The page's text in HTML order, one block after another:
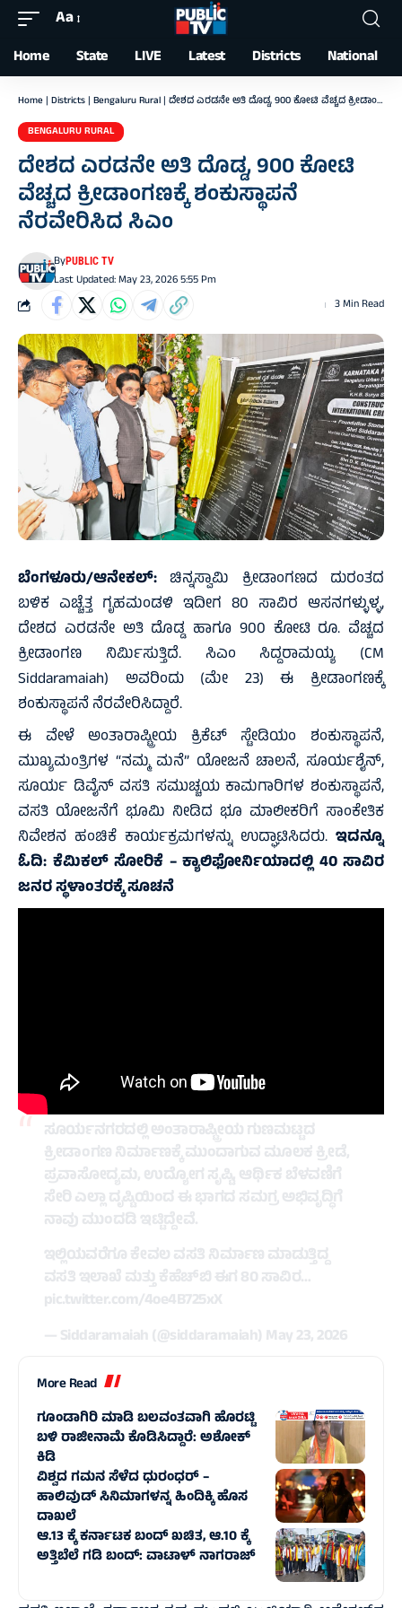
Font
Resizer
Aa
Home State LIVE Latest Districts National
Home | Districts | Bengaluru Rural | ದೇಶದ ಎರಡನೇ ಅತಿ ದೊಡ್ಡ, 900 ಕೋಟಿ ವೆಚ್ಚದ ಕ್ರೀಡಾಂಗಣಕ್ಕೆ ಶಂಕುಸ್ಥಾಪನೆ ನೆರವೇರಿಸಿದ ಸಿಎಂ
BENGALURU RURAL
ದೇಶದ ಎರಡನೇ ಅತಿ ದೊಡ್ಡ, 900 ಕೋಟಿ
ವೆಚ್ಚದ ಕ್ರೀಡಾಂಗಣಕ್ಕೆ ಶಂಕುಸ್ಥಾಪನೆ
ನೆರವೇರಿಸಿದ ಸಿಎಂ
Last Updated: May 23, 2026 5:55 Pm
ByPUBLIC TV
3 Min Read
ಬೆಂಗಳೂರು/ಆನೇಕಲ್: ಚಿನ್ನಸ್ವಾಮಿ ಕ್ರೀಡಾಂಗಣದ ದುರಂತದ
ಬಳಿಕ ಎಚ್ಚೆತ್ತ ಗೃಹಮಂಡಳಿ ಇದೀಗ 80 ಸಾವಿರ ಆಸನಗಳ್ಳುಳ್ಳ,
ದೇಶದ ಎರಡನೇ ಅತಿ ದೊಡ್ಡ ಹಾಗೂ 900 ಕೋಟಿ ರೂ. ವೆಚ್ಚದ
ಕ್ರೀಡಾಂಗಣ ನಿರ್ಮಿಸುತ್ತಿದೆ. ಸಿಎಂ ಸಿದ್ದರಾಮಯ್ಯ (CM
Siddaramaiah) ಅವರಿಂದು (ಮೇ 23) ಈ ಕ್ರೀಡಾಂಗಣಕ್ಕೆ
ಶಂಕುಸ್ಥಾಪನೆ ನೆರವೇರಿಸಿದ್ದಾರೆ.
ಈ ವೇಳೆ ಅಂತಾರಾಷ್ಟ್ರೀಯ ಕ್ರಿಕೆಟ್ ಸ್ಟೇಡಿಯಂ ಶಂಕುಸ್ಥಾಪನೆ,
ಮುಖ್ಯಮಂತ್ರಿಗಳ “ನಮ್ಮ ಮನೆ” ಯೋಜನೆ ಚಾಲನೆ, ಸೂರ್ಯಶೈನ್,
ಸೂರ್ಯ ಡಿವೈನ್ ವಸತಿ ಸಮುಚ್ಚಯ ಕಾಮಗಾರಿಗಳ ಶಂಕುಸ್ಥಾಪನೆ,
ವಸತಿ ಯೋಜನೆಗೆ ಭೂಮಿ ನೀಡಿದ ಭೂ ಮಾಲೀಕರಿಗೆ ಸಾಂಕೇತಿಕ
ನಿವೇಶನ ಹಂಚಿಕೆ ಕಾರ್ಯಕ್ರಮಗಳನ್ನು ಉದ್ಘಾಟಿಸಿದರು. ಇದನ್ನೂ
ಓದಿ: ಕೆಮಿಕಲ್ ಸೋರಿಕೆ – ಕ್ಯಾಲಿಫೋರ್ನಿಯಾದಲ್ಲಿ 40 ಸಾವಿರ
ಜನರ ಸ್ಥಳಾಂತರಕ್ಕೆ ಸೂಚನೆ
ಸೂರ್ಯನಗರದಲ್ಲಿ ಅಂತಾರಾಷ್ಟ್ರೀಯ ಗುಣಮಟ್ಟದ
ಕ್ರೀಡಾಂಗಣ ನಿರ್ಮಾಣಕ್ಕೆ ಮುಂದಾಗುವ ಮೂಲಕ ಕ್ರೀಡೆ,
ಪ್ರವಾಸೋದ್ಯಮ, ಉದ್ಯೋಗ ಸೃಷ್ಟಿ, ಆರ್ಥಿಕ ಬೆಳವಣಿಗೆ
ಸೇರಿ ಎಲ್ಲಾ ದೃಷ್ಟಿಯಿಂದ ಈ ಭಾಗದ ಸಮಗ್ರ ಅಭಿವೃದ್ಧಿಗೆ
ನಾವು ಮುಂದಡಿ ಇಟ್ಟಿದ್ದೇವೆ.
ಇಲ್ಲಿಯವರೆಗೂ ಕೇವಲ ವಸತಿ ನಿರ್ಮಾಣ ಮಾಡುತ್ತಿದ್ದ
ವಸತಿ ಇಲಾಖೆ ಮತ್ತು ಕೆಹೆಚ್‌ಬಿ ಈಗ 80 ಸಾವಿರ…
pic.twitter.com/4oe4B725xX
— Siddaramaiah (@siddaramaiah) May 23, 2026
More Read
ಗೂಂಡಾಗಿರಿ ಮಾಡಿ ಬಲವಂತವಾಗಿ ಹೊರಟ್ಟಿ
ಬಳಿ ರಾಜೀನಾಮೆ ಕೊಡಿಸಿದ್ದಾರೆ: ಅಶೋಕ್‌
ಕಿಡಿ
ವಿಶ್ವದ ಗಮನ ಸೆಳೆದ ಧುರಂಧರ್ –
ಹಾಲಿವುಡ್‌ ಸಿನಿಮಾಗಳನ್ನ ಹಿಂದಿಕ್ಕಿ ಹೊಸ
ದಾಖಲೆ
ಆ.13 ಕ್ಕೆ ಕರ್ನಾಟಕ ಬಂದ್ ಖಚಿತ, ಆ.10 ಕ್ಕೆ
ಅತ್ತಿಬೆಲೆ ಗಡಿ ಬಂದ್: ವಾಟಾಳ್ ನಾಗರಾಜ್